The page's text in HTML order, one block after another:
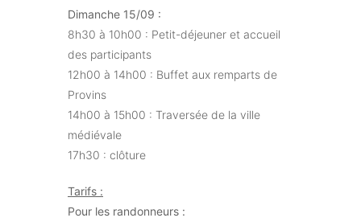
Dimanche 15/09 :
8h30 à 10h00 : Petit-déjeuner et accueil
des participants
12h00 à 14h00 : Buffet aux remparts de
Provins
14h00 à 15h00 : Traversée de la ville
médiévale
17h30 : clôture
Tarifs :
Pour les randonneurs :